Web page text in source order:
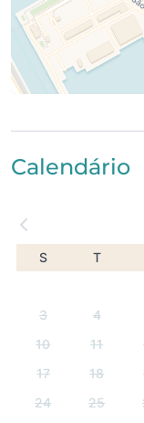
Calendário
S T
3
4
10
11
17
18
24
25